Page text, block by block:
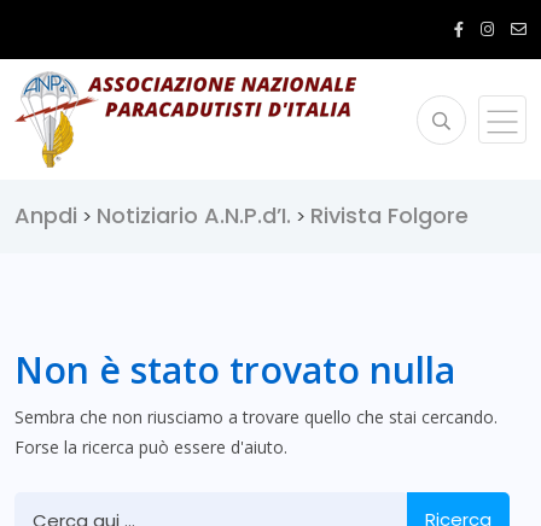
Anpdi > Notiziario A.N.P.d’I. > Rivista Folgore
Non è stato trovato nulla
Sembra che non riusciamo a trovare quello che stai cercando.
Forse la ricerca può essere d'aiuto.
Ricerca